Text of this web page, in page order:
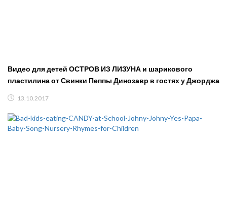
Видео для детей ОСТРОВ ИЗ ЛИЗУНА и шарикового
пластилина от Свинки Пеппы Динозавр в гостях у Джорджа
13.10.2017